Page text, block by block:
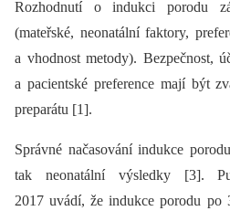
Rozhodnutí o indukci porodu
(mateřské, neonatální faktory,
a vhodnost metody). Bezpečnost,
a pacientské preference mají být
preparátu [1].
Správné načasování indukce
tak neonatální výsledky [3].
2017 uvádí, že indukce porodu